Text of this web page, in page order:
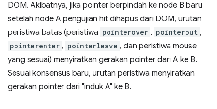
DOM. Akibatnya, jika pointer berpindah ke node B baru
setelah node A pengujian hit dihapus dari DOM, urutan
peristiwa batas (peristiwa pointerover , pointerout ,
pointerenter , pointerleave , dan peristiwa mouse
yang sesuai) menyiratkan gerakan pointer dari A ke B.
Sesuai konsensus baru, urutan peristiwa menyiratkan
gerakan pointer dari "induk A" ke B.